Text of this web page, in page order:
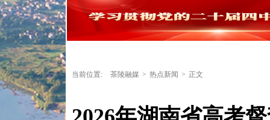
当前位置: 茶陵融媒 > 热点新闻 > 正文